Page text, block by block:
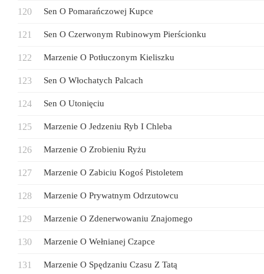
Sen O Pomarańczowej Kupce
Sen O Czerwonym Rubinowym Pierścionku
Marzenie O Potłuczonym Kieliszku
Sen O Włochatych Palcach
Sen O Utonięciu
Marzenie O Jedzeniu Ryb I Chleba
Marzenie O Zrobieniu Ryżu
Marzenie O Zabiciu Kogoś Pistoletem
Marzenie O Prywatnym Odrzutowcu
Marzenie O Zdenerwowaniu Znajomego
Marzenie O Wełnianej Czapce
Marzenie O Spędzaniu Czasu Z Tatą